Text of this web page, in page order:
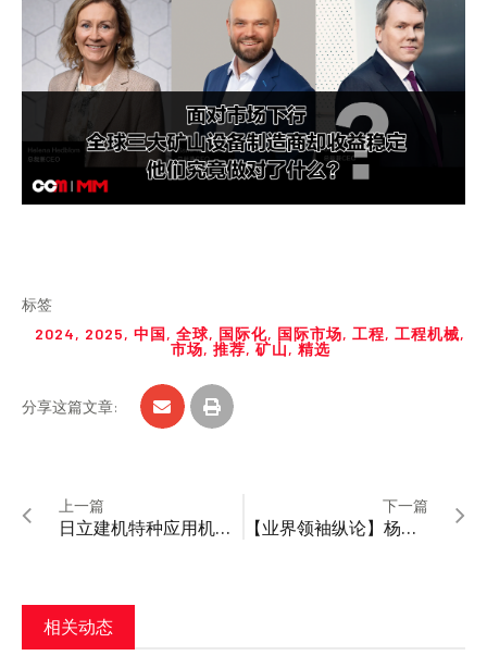
标签
2024, 2025, 中国, 全球, 国际化, 国际市场, 工程, 工程机械,
市场, 推荐, 矿山, 精选
分享这篇文章:
上一篇
日立建机特种应用机械亮相bauma 2025
下一篇
【业界领袖纵论】杨东升：从“信心”到“决心”，勇挑建设世界级先进制造业集群的大梁
相关动态